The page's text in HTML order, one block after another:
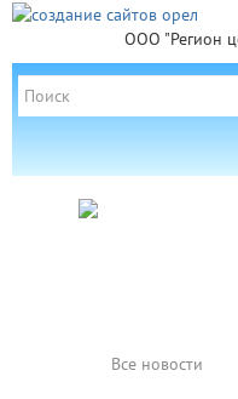
ООО "Регион
Все новости